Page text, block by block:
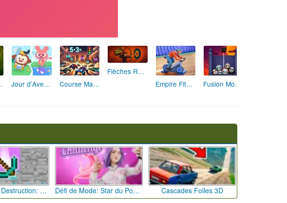
Jour d'Aventure: Puzzles en Plein Air Course Mathématique: La Vitesse par les Chiffres
Flèches Rusées 2 : Visez Juste et Défiez la Rotation!
Empire Fitness - Simulateur de Salle de Sport
Fusion Monstrueuse d'Halloween
Maître de la Destruction: Fusion de Pioches Défi de Mode: Star du Podium Cascades Folles 3D